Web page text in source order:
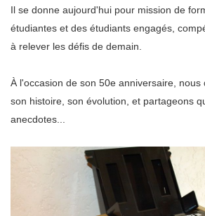
Il se donne aujourd'hui pour mission de
étudiantes et des étudiants engagés,
à relever les défis de demain.
À l'occasion de son 50e anniversaire, nous
son histoire, son évolution, et partageons
anecdotes...